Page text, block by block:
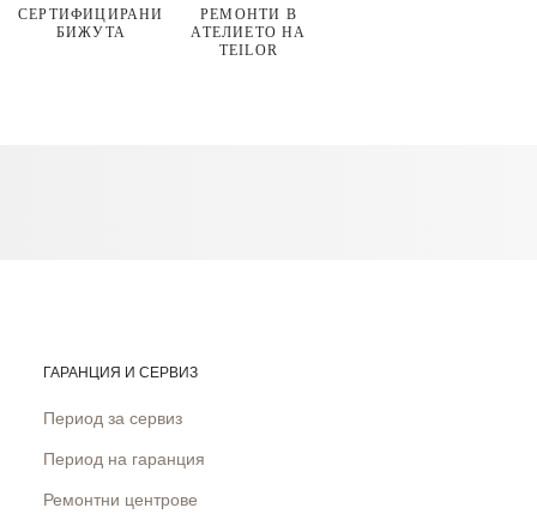
СЕРТИФИЦИРАНИ
БИЖУТА
РЕМОНТИ В
АТЕЛИЕТО НА
TEILOR
ГАРАНЦИЯ И СЕРВИЗ
Период за сервиз
Период на гаранция
Ремонтни центрове